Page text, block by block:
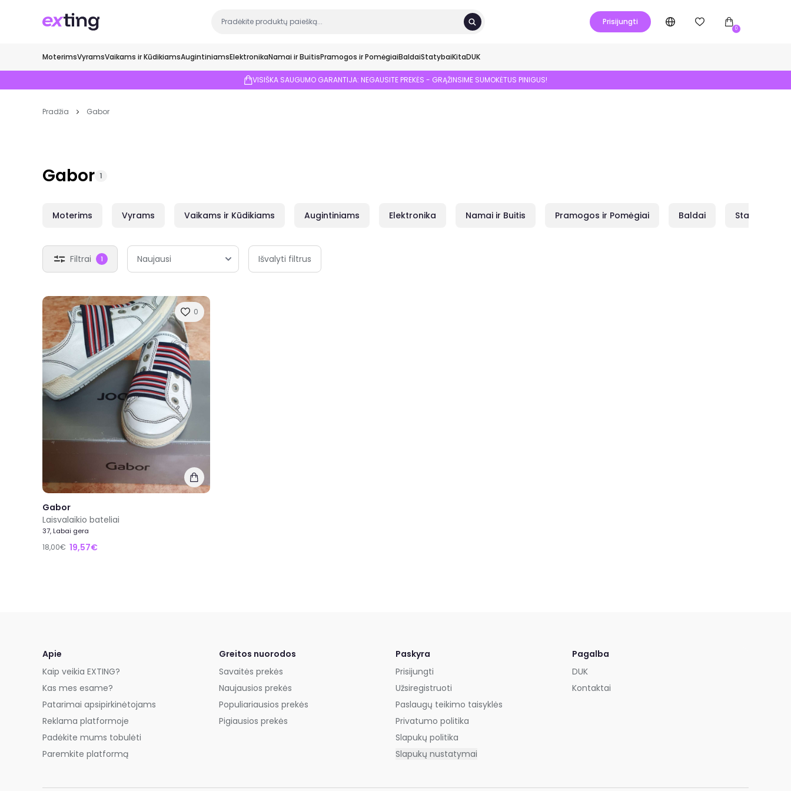
Prisijungti
0
MoterimsVyramsVaikams ir KūdikiamsAugintiniamsElektronikaNamai ir BuitisPramogos ir PomėgiaiBaldaiStatybaiKitaDUK
VISIŠKA SAUGUMO GARANTIJA: NEGAUSITE PREKĖS - GRĄŽINSIME SUMOKĖTUS PINIGUS!
Pradžia Gabor
Gabor 1
Moterims Vyrams Vaikams ir Kūdikiams Augintiniams Elektronika Namai ir Buitis Pramogos ir Pomėgiai Baldai Statybai
Filtrai 1 Išvalyti filtrus
0
Gabor
Laisvalaikio bateliai
37, Labai gera
18,00€ 19,57€
Apie
Kaip veikia EXTING?
Kas mes esame?
Patarimai apsipirkinėtojams
Reklama platformoje
Padėkite mums tobulėti
Paremkite platformą
Greitos nuorodos
Savaitės prekės
Naujausios prekės
Populiariausios prekės
Pigiausios prekės
Paskyra
Prisijungti
Užsiregistruoti
Paslaugų teikimo taisyklės
Privatumo politika
Slapukų politika
Slapukų nustatymai
Pagalba
DUK
Kontaktai